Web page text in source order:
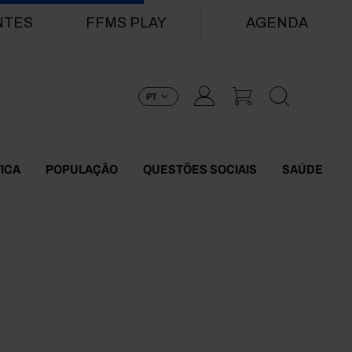
FFMS PLAY AGENDA
PT
POPULAÇÃO QUESTÕES SOCIAIS SAÚDE